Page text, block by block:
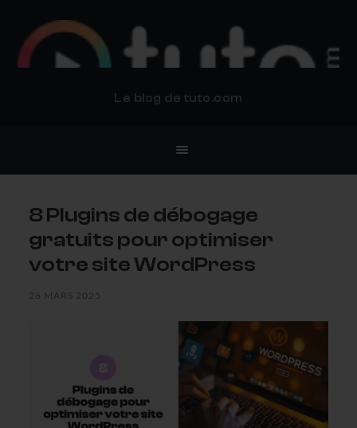
Le blog de tuto.com
8 Plugins de débogage
gratuits pour optimiser
votre site WordPress
26 MARS 2025